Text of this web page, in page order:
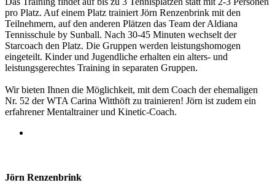
pro Platz. Auf einem Platz trainiert Jörn Renzenbrink mit den
Teilnehmern, auf den anderen Plätzen das Team der Aldiana
Tennisschule by Sunball. Nach 30-45 Minuten wechselt der
Starcoach den Platz. Die Gruppen werden leistungshomogen
eingeteilt. Kinder und Jugendliche erhalten ein alters- und
leistungsgerechtes Training in separaten Gruppen.
Wir bieten Ihnen die Möglichkeit, mit dem Coach der ehemaligen
Nr. 52 der WTA Carina Witthöft zu trainieren! Jörn ist zudem ein
erfahrener Mentaltrainer und Kinetic-Coach.
Jörn Renzenbrink